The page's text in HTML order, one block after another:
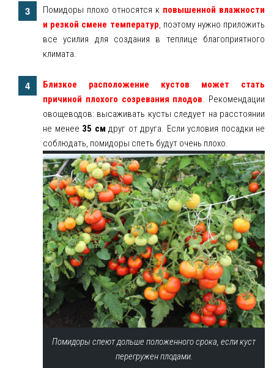
Помидоры плохо относятся к повышенной влажности
и резкой смене температур, поэтому нужно приложить
все усилия для создания в теплице благоприятного
климата.
Близкое расположение кустов может стать
причиной плохого созревания плодов. Рекомендации
овощеводов: высаживать кусты следует на расстоянии
не менее 35 см друг от друга. Если условия посадки не
соблюдать, помидоры спеть будут очень плохо.
Помидоры спеют дольше положенного срока, если куст
перегружен плодами.